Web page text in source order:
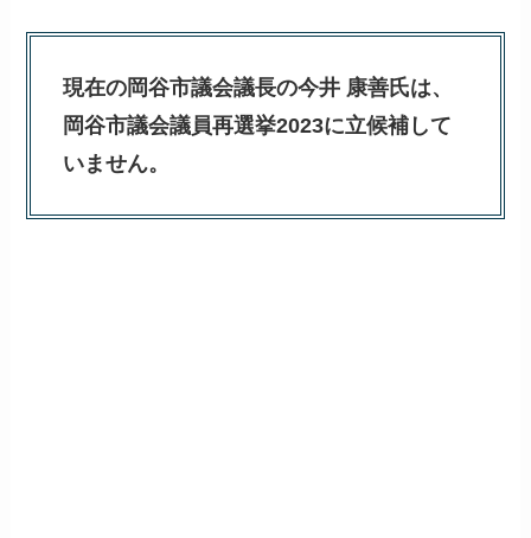
現在の岡谷市議会議長の今井 康善氏は、
岡谷市議会議員再選挙2023に立候補して
いません。